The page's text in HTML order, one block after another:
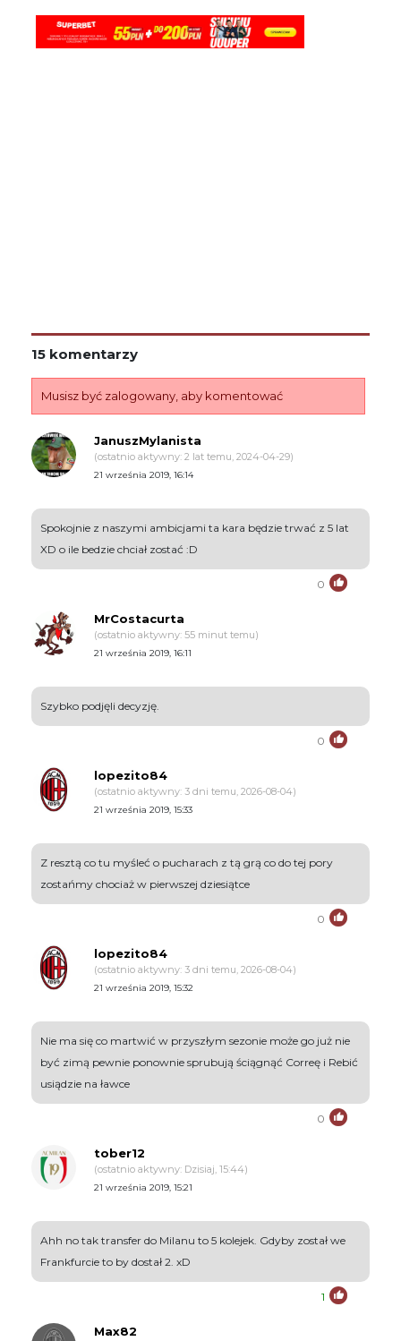
15 komentarzy
Musisz być zalogowany, aby komentować
JanuszMylanista
(ostatnio aktywny: 2 lat temu, 2024-04-29)
21 września 2019, 16:14
Spokojnie z naszymi ambicjami ta kara będzie trwać z 5 lat
XD o ile bedzie chciał zostać :D
0
MrCostacurta
(ostatnio aktywny: 55 minut temu)
21 września 2019, 16:11
Szybko podjęli decyzję.
0
lopezito84
(ostatnio aktywny: 3 dni temu, 2026-08-04)
21 września 2019, 15:33
Z resztą co tu myśleć o pucharach z tą grą co do tej pory
zostańmy chociaż w pierwszej dziesiątce
0
lopezito84
(ostatnio aktywny: 3 dni temu, 2026-08-04)
21 września 2019, 15:32
Nie ma się co martwić w przyszłym sezonie może go już nie
być zimą pewnie ponownie sprubują ściągnąć Correę i Rebić
usiądzie na ławce
0
tober12
(ostatnio aktywny: Dzisiaj, 15:44)
21 września 2019, 15:21
Ahh no tak transfer do Milanu to 5 kolejek. Gdyby został we
Frankfurcie to by dostał 2. xD
1
Max82